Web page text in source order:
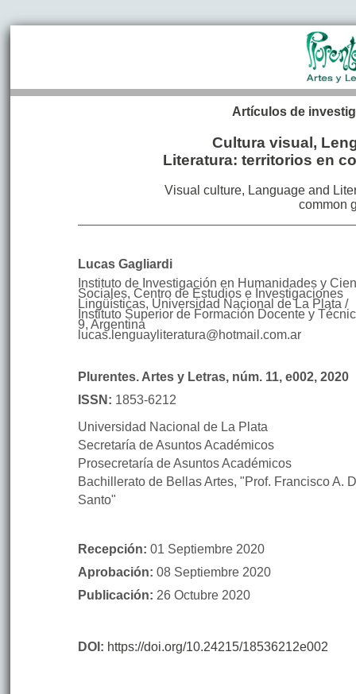
Artículos de
Cultura visual,
Literatura: territorios en
Visual culture, Language and
common
Lucas Gagliardi
Instituto de Investigación en Humanidades y
Sociales, Centro de Estudios e Investigaciones
Lingüísticas, Universidad Nacional de La Plata /
Instituto Superior de Formación Docente y
9, Argentina
lucas.lenguayliteratura@hotmail.com.ar
Plurentes. Artes y Letras, núm. 11, e002,2020
ISSN: 1853-6212
Universidad Nacional de La Plata
Secretaría de Asuntos Académicos
Prosecretaría de Asuntos Académicos
Bachillerato de Bellas Artes, "Prof. Francisco A.
Santo"
Recepción: 01 Septiembre 2020
Aprobación: 08 Septiembre 2020
Publicación: 26 Octubre 2020
DOI: https://doi.org/10.24215/18536212e002